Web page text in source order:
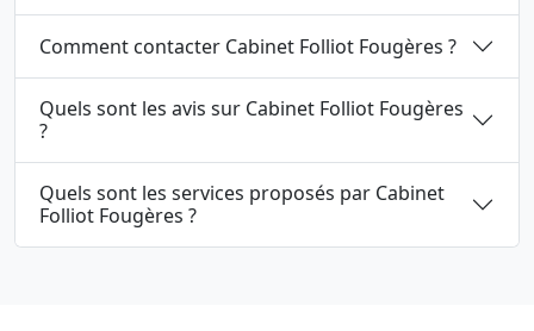
Comment contacter Cabinet Folliot Fougères ?
Quels sont les avis sur Cabinet Folliot Fougères
?
Quels sont les services proposés par Cabinet
Folliot Fougères ?